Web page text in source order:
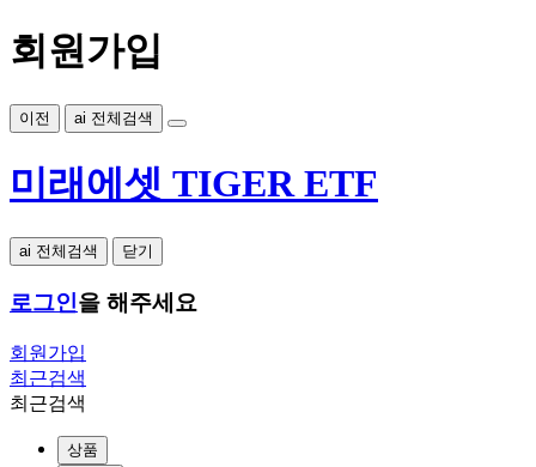
회원가입
이전 ai 전체검색
미래에셋 TIGER ETF
ai 전체검색 닫기
로그인을 해주세요
회원가입
최근검색
최근검색
상품